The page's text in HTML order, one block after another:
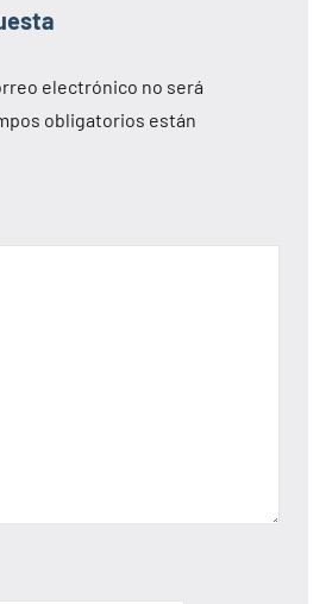
electrónico no será
obligatorios están